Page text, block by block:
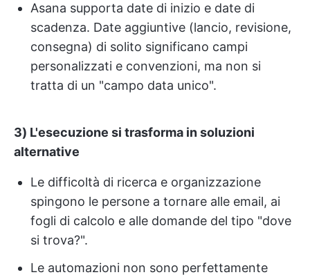
Asana supporta date di inizio e date di
scadenza. Date aggiuntive (lancio, revisione,
consegna) di solito significano campi
personalizzati e convenzioni, ma non si
tratta di un "campo data unico".
3) L'esecuzione si trasforma in soluzioni
alternative
Le difficoltà di ricerca e organizzazione
spingono le persone a tornare alle email, ai
fogli di calcolo e alle domande del tipo "dove
si trova?".
Le automazioni non sono perfettamente